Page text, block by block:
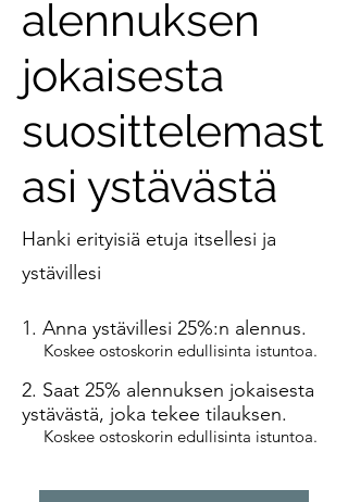
alennuksen
jokaisesta
suosittelemast
asi ystävästä
Hanki erityisiä etuja itsellesi ja
ystävillesi
Anna ystävillesi 25%:n alennus.
Koskee ostoskorin edullisinta istuntoa.
Saat 25% alennuksen jokaisesta
ystävästä, joka tekee tilauksen.
Koskee ostoskorin edullisinta istuntoa.